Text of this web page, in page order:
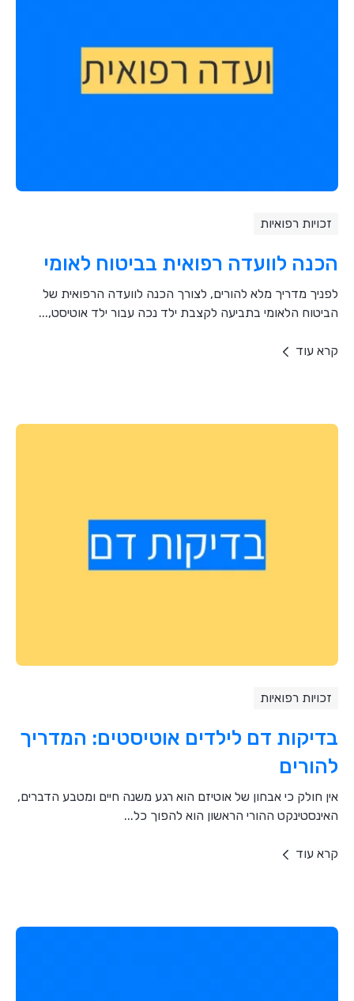
זכויות רפואיות
הכנה לוועדה רפואית בביטוח לאומי
לפניך מדריך מלא להורים, לצורך הכנה לוועדה הרפואית של
הביטוח הלאומי בתביעה לקצבת ילד נכה עבור ילד אוטיסט,...
קרא עוד
זכויות רפואיות
בדיקות דם לילדים אוטיסטים: המדריך
להורים
אין חולק כי אבחון של אוטיזם הוא רגע משנה חיים ומטבע הדברים,
האינסטינקט ההורי הראשון הוא להפוך כל...
קרא עוד